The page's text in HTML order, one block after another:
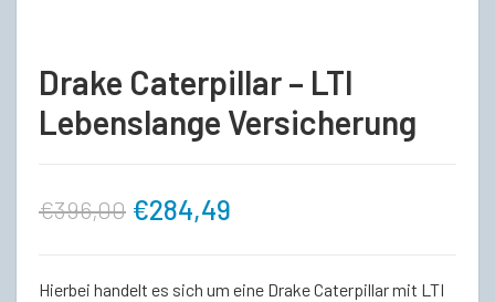
Drake Caterpillar – LTI
Lebenslange Versicherung
€396,00 Ursprünglicher
€284,49
Hierbei handelt es sich um eine Drake Caterpillar mit LTI